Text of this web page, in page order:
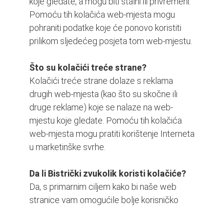
Pomoću tih kolačića web-mjesta mogu
pohraniti podatke koje će ponovo koristiti
prilikom sljedećeg posjeta tom web-mjestu.
Što su kolačići treće strane?
Kolačići treće strane dolaze s reklama
drugih web-mjesta (kao što su skočne ili
druge reklame) koje se nalaze na web-
mjestu koje gledate. Pomoću tih kolačića
web-mjesta mogu pratiti korištenje Interneta
u marketinške svrhe.
Da li Bistrički zvukolik koristi kolačiće?
Da, s primarnim ciljem kako bi naše web
stranice vam omogućile bolje korisničko